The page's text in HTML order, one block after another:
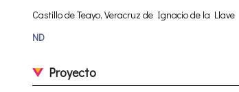
Castillo de Teayo, Veracruz de Ignacio de la Llave
ND
Proyecto